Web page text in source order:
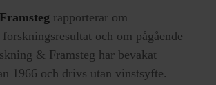
rapporterar om
och om pågående
& Framsteg har bevakat
1966 och drivs utan vinstsyfte.